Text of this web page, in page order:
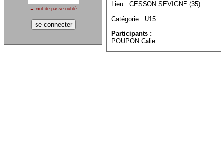
→ mot de passe oublié
Lieu : CESSON SEVIGNE (35)
Catégorie : U15
Participants :
POUPON Calie